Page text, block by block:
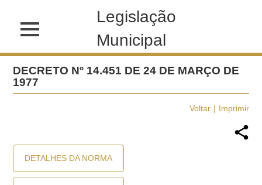
Legislação
Municipal
DECRETO Nº 14.451 DE 24 DE MARÇO DE
1977
Voltar Imprimir
DETALHES DA NORMA